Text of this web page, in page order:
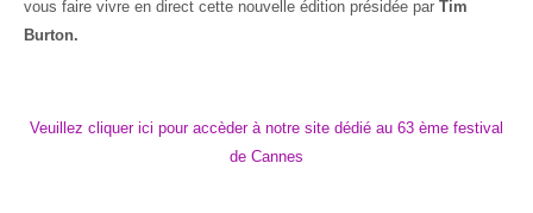
vous faire vivre en direct cette nouvelle édition présidée par Tim
Burton.
Veuillez cliquer ici pour accèder à notre site dédié au 63 ème festival
de Cannes